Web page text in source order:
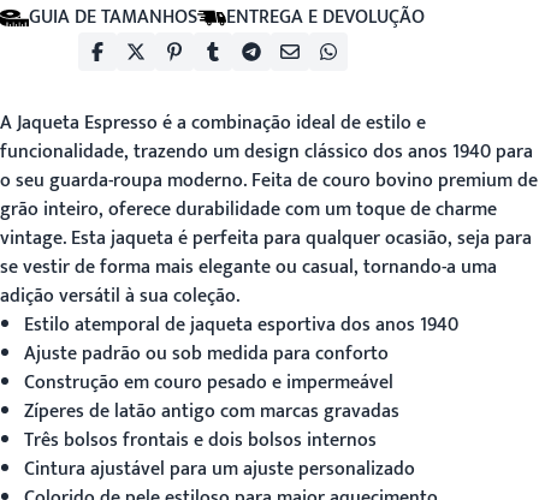
GUIA DE TAMANHOS ENTREGA E DEVOLUÇÃO
AJaqueta Espressoé a combinação ideal de estilo e
funcionalidade, trazendo um design clássico dos anos 1940 para
o seu guarda-roupa moderno. Feita de couro bovino premium de
grão inteiro, oferece durabilidade com um toque de charme
vintage. Esta jaqueta é perfeita para qualquer ocasião, seja para
se vestir de forma mais elegante ou casual, tornando-a uma
adição versátil à sua coleção.
Estilo atemporal de jaqueta esportiva dos anos 1940
Ajuste padrão ou sob medida para conforto
Construção em couro pesado e impermeável
Zíperes de latão antigo com marcas gravadas
Três bolsos frontais e dois bolsos internos
Cintura ajustável para um ajuste personalizado